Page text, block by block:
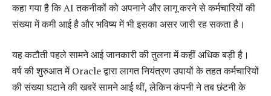
कहा गया है कि AI तकनीकों को अपनाने और लागू करने से कर्मचारियों की
संख्या में कमी आई है और भविष्य में भी इसका असर जारी रह सकता है।
यह कटौती पहले सामने आई जानकारी की तुलना में कहीं अधिक बड़ी है।
वर्ष की शुरुआत में Oracle द्वारा लागत नियंत्रण उपायों के तहत कर्मचारियों
की संख्या घटाने की खबरें सामने आई थीं, लेकिन कंपनी ने तब छंटनी के